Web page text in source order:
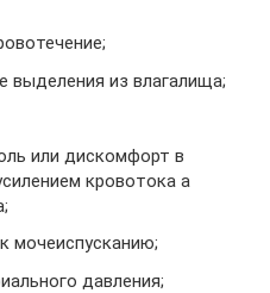
выделения из влагалища;
или дискомфорт в
кровотока а
мочеиспусканию;
давления;